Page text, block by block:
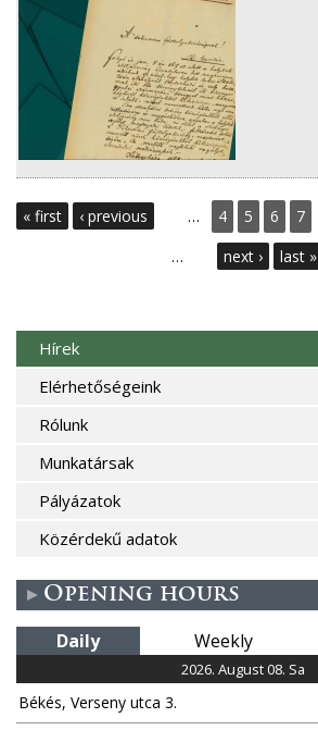
P
e
« first ‹ previous … 4 5 6 7
…
next › last »
Hírek
Elérhetőségeink
Rólunk
Munkatársak
Pályázatok
Közérdekű adatok
Opening hours
Daily Weekly
2026. August 08. Sa
Békés, Verseny utca 3.